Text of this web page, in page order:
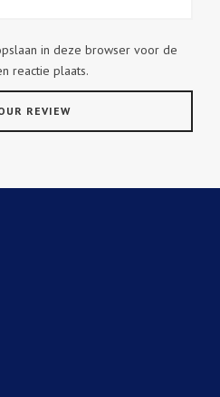
in deze browser voor de
reactie plaats.